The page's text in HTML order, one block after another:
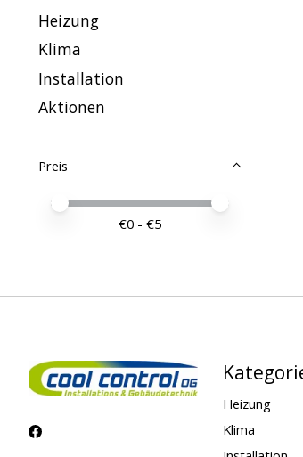
Heizung
Klima
Installation
Aktionen
Preis
Preis – Mindestwert
Price maximum value
€0 - €5
Heizung
Klima